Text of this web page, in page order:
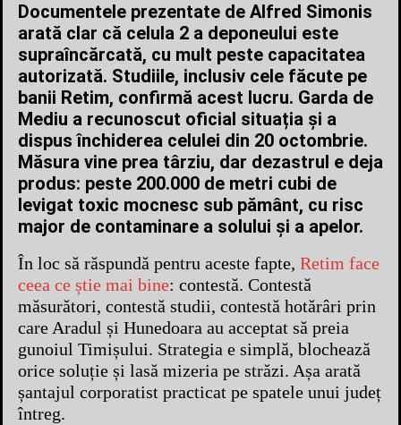
Documentele prezentate de Alfred Simonis
arată clar că celula 2 a deponeului este
supraîncărcată, cu mult peste capacitatea
autorizată. Studiile, inclusiv cele făcute pe
banii Retim, confirmă acest lucru. Garda de
Mediu a recunoscut oficial situația și a
dispus închiderea celulei din 20 octombrie.
Măsura vine prea târziu, dar dezastrul e deja
produs: peste 200.000 de metri cubi de
levigat toxic mocnesc sub pământ, cu risc
major de contaminare a solului și a apelor.
În loc să răspundă pentru aceste fapte, Retim face
ceea ce știe mai bine: contestă. Contestă
măsurători, contestă studii, contestă hotărâri prin
care Aradul și Hunedoara au acceptat să preia
gunoiul Timișului. Strategia e simplă, blochează
orice soluție și lasă mizeria pe străzi. Așa arată
șantajul corporatist practicat pe spatele unui județ
întreg.